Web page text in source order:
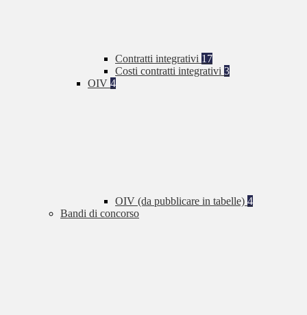
Contratti integrativi 17
Costi contratti integrativi 3
OIV 4
OIV (da pubblicare in tabelle) 4
Bandi di concorso